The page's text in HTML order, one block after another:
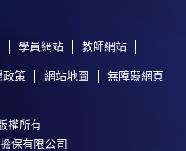
學員網站 教師網站
政策 網站地圖 無障礙網頁
權所有
保有限公司